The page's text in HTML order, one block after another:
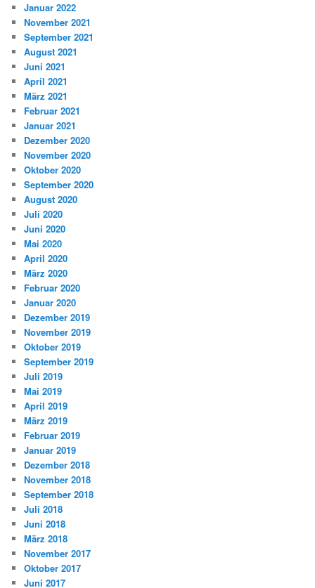
Januar 2022
November 2021
September 2021
August 2021
Juni 2021
April 2021
März 2021
Februar 2021
Januar 2021
Dezember 2020
November 2020
Oktober 2020
September 2020
August 2020
Juli 2020
Juni 2020
Mai 2020
April 2020
März 2020
Februar 2020
Januar 2020
Dezember 2019
November 2019
Oktober 2019
September 2019
Juli 2019
Mai 2019
April 2019
März 2019
Februar 2019
Januar 2019
Dezember 2018
November 2018
September 2018
Juli 2018
Juni 2018
März 2018
November 2017
Oktober 2017
Juni 2017